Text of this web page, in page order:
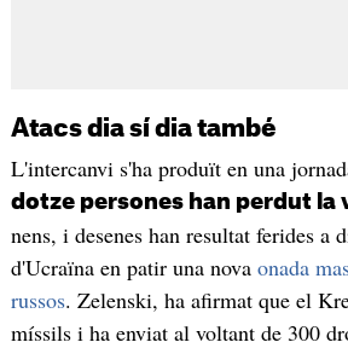
Atacs dia sí dia també
L'intercanvi s'ha produït en una
dotze persones han perdut la
nens, i desenes han resultat ferides a
d'Ucraïna en patir una nova onada
russos. Zelenski, ha afirmat que el
míssils i ha enviat al voltant de 300